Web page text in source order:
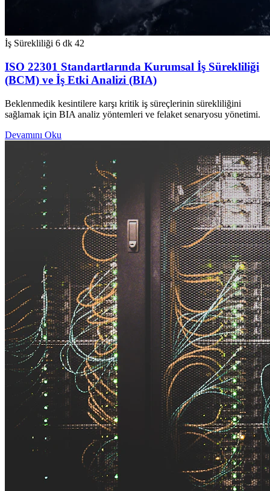
İş Sürekliliği 6 dk 42
ISO 22301 Standartlarında Kurumsal İş Sürekliliği
(BCM) ve İş Etki Analizi (BIA)
Beklenmedik kesintilere karşı kritik iş süreçlerinin sürekliliğini
sağlamak için BIA analiz yöntemleri ve felaket senaryosu yönetimi.
Devamını Oku